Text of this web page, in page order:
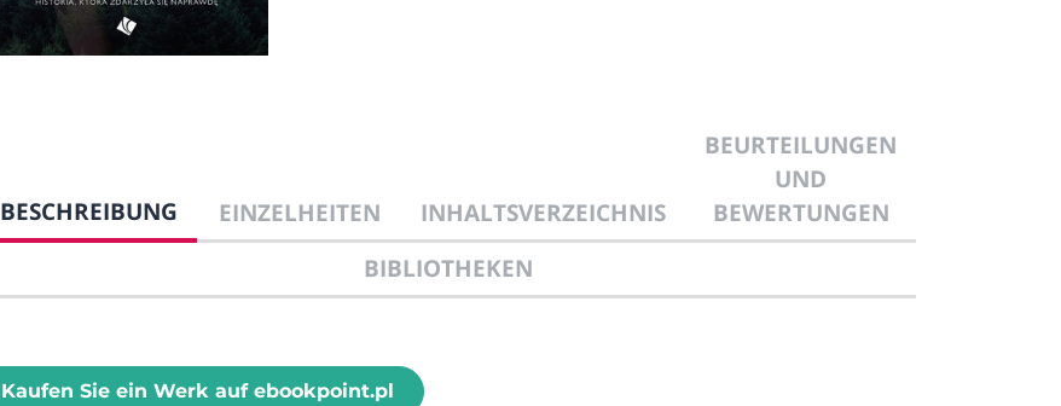
BESCHREIBUNG EINZELHEITEN INHALTSVERZEICHNIS
BEURTEILUNGEN
UND
BEWERTUNGEN
BIBLIOTHEKEN
Kaufen Sie ein Werk auf ebookpoint.pl